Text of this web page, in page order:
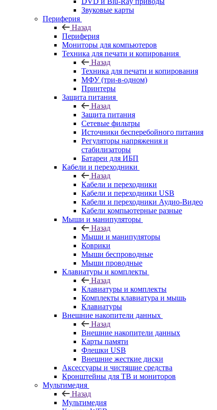
Звуковые карты
Периферия
Назад
Периферия
Мониторы для компьютеров
Техника для печати и копирования
Назад
Техника для печати и копирования
МФУ (три-в-одном)
Принтеры
Защита питания
Назад
Защита питания
Сетевые фильтры
Источники бесперебойного питания
Регуляторы напряжения и
стабилизаторы
Батареи для ИБП
Кабели и переходники
Назад
Кабели и переходники
Кабели и переходники USB
Кабели и переходники Аудио-Видео
Кабели компьютерные разные
Мыши и манипуляторы
Назад
Мыши и манипуляторы
Коврики
Мыши беспроводные
Мыши проводные
Клавиатуры и комплекты
Назад
Клавиатуры и комплекты
Комплекты клавиатура и мышь
Клавиатуры
Внешние накопители данных
Назад
Внешние накопители данных
Карты памяти
Флешки USB
Внешние жесткие диски
Аксессуары и чистящие средства
Кронштейны для ТВ и мониторов
Мультимедия
Назад
Мультимедия